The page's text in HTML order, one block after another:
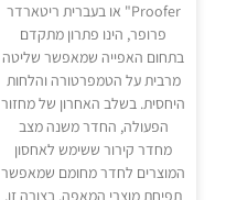
Proofer" או בעברית ריטארדר
פרופר, הינו פתרון מתקדם
בתחום האפייה שמאפשר שליטה
מרבית על הטמפרטורה והלחות
היחסית. בשלב האחרון של מחזור
הפעולה, החדר משנה מצב
מחדר קירור ששימש לאחסון
המוצרים לחדר מחומם שמאפשר